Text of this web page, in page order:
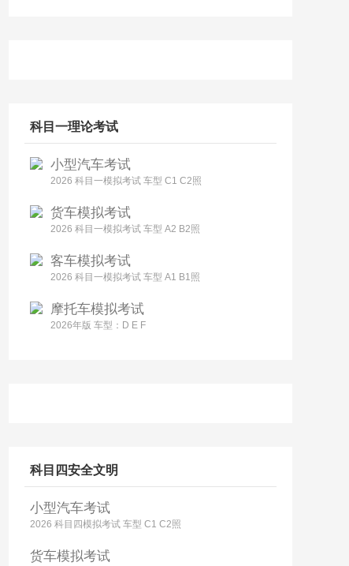
科目一理论考试
小型汽车考试
2026 科目一模拟考试 车型 C1 C2照
货车模拟考试
2026 科目一模拟考试 车型 A2 B2照
客车模拟考试
2026 科目一模拟考试 车型 A1 B1照
摩托车模拟考试
2026年版 车型：D E F
科目四安全文明
小型汽车考试
2026 科目四模拟考试 车型 C1 C2照
货车模拟考试